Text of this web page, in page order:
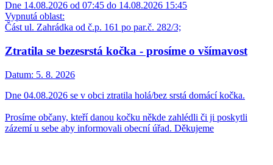
Dne 14.08.2026 od 07:45 do 14.08.2026 15:45
Vypnutá oblast:
Část ul. Zahrádka od č.p. 161 po par.č. 282/3;
Ztratila se bezesrstá kočka - prosíme o všímavost
Datum: 5. 8. 2026
Dne 04.08.2026 se v obci ztratila holá/bez srstá domácí kočka.
Prosíme občany, kteří danou kočku někde zahlédli či ji poskytli
zázemí u sebe aby informovali obecní úřad. Děkujeme